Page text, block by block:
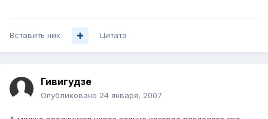
Вставить ник Цитата
Гивигудзе
Опубликовано 24 января, 2007